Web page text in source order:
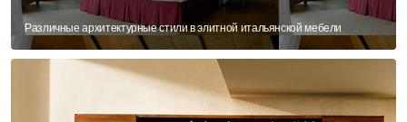
Различные архитектурные стили в элитной итальянской мебели